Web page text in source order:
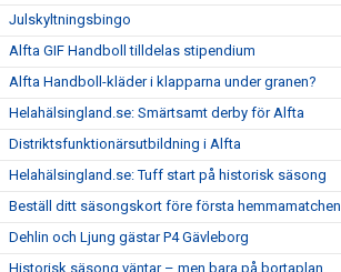
Julskyltningsbingo
Alfta GIF Handboll tilldelas stipendium
Alfta Handboll-kläder i klapparna under granen?
Helahälsingland.se: Smärtsamt derby för Alfta
Distriktsfunktionärsutbildning i Alfta
Helahälsingland.se: Tuff start på historisk säsong
Beställ ditt säsongskort före första hemmamatchen
Dehlin och Ljung gästar P4 Gävleborg
Historisk säsong väntar – men bara på bortaplan